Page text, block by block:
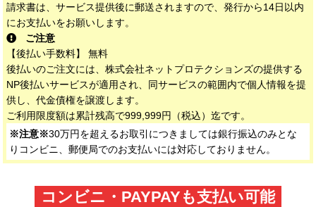
請求書は、サービス提供後に郵送されますので、発行から14日以内
にお支払いをお願いします。
ご注意
【後払い手数料】 無料
後払いのご注文には、株式会社ネットプロテクションズの提供する
NP後払いサービスが適用され、同サービスの範囲内で個人情報を提
供し、代金債権を譲渡します。
ご利用限度額は累計残高で999,999円（税込）迄です。
※注意※30万円を超えるお取引につきましては銀行振込のみとな
りコンビニ、郵便局でのお支払いには対応しておりません。
コンビニ・PAYPAYも支払い可能